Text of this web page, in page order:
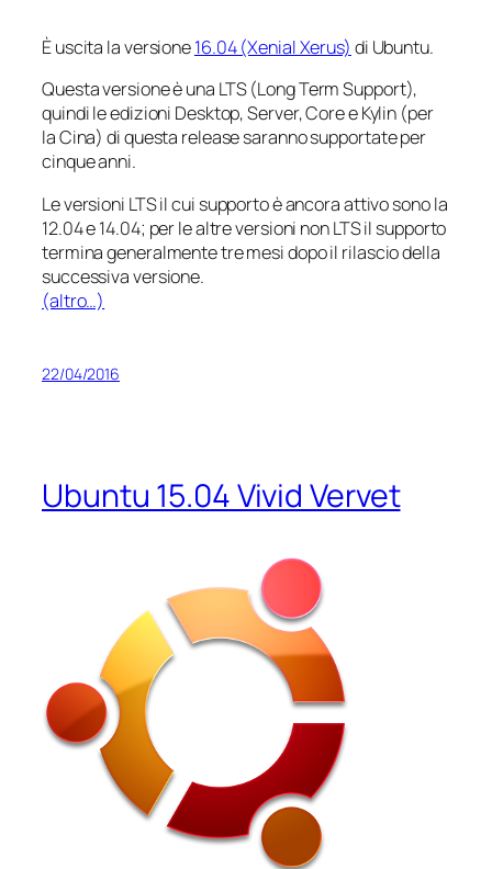
È uscita la versione16.04 (Xenial Xerus) di Ubuntu.
Questa versione è una LTS (Long Term Support),
quindi le edizioni Desktop, Server, Core e Kylin (per
la Cina) di questa release saranno supportate per
cinque anni.
Le versioni LTS il cui supporto è ancora attivo sono la
12.04 e 14.04; per le altre versioni non LTS il supporto
termina generalmente tre mesi dopo il rilascio della
successiva versione.
(altro…)
22/04/2016
Ubuntu 15.04 Vivid Vervet